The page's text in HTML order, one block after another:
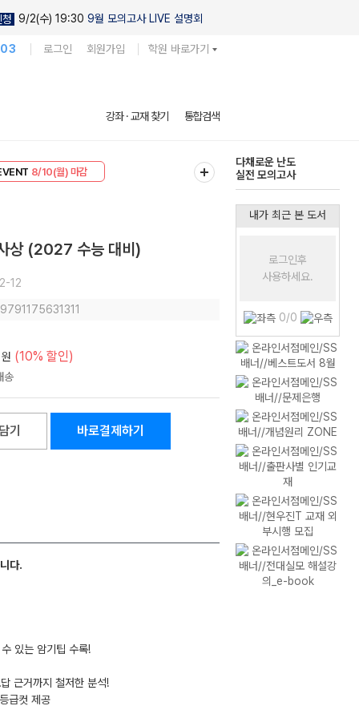
청 9/2(수) 19:30 9월 모의고사 LIVE 설명회
로그인 회원가입 학원 바로가기
강좌 · 교재 찾기 통합검색
8/10(월) 마감
다채로운 난도
실전 모의고사
상 (2027 수능 대비)
12
원 (10% 할인)
기 바로결제하기
다.
있는 암기팁 수록!
근거까지 철저한 분석!
급컷 제공
내가 최근 본 도서
로그인후
사용하세요.
0/0